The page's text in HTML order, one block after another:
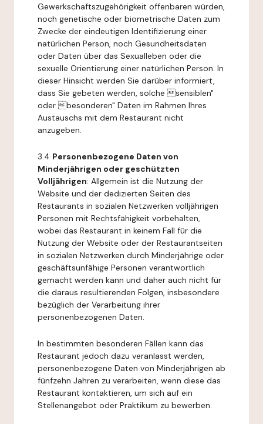
Gewerkschaftszugehörigkeit offenbaren würden,
noch genetische oder biometrische Daten zum
Zwecke der eindeutigen Identifizierung einer
natürlichen Person, noch Gesundheitsdaten
oder Daten über das Sexualleben oder die
sexuelle Orientierung einer natürlichen Person. In
dieser Hinsicht werden Sie darüber informiert,
dass Sie gebeten werden, solche sensiblen"
oder besonderen" Daten im Rahmen Ihres
Austauschs mit dem Restaurant nicht
anzugeben.
3.4 Personenbezogene Daten von
Minderjährigen oder geschützten
Volljährigen: Allgemein ist die Nutzung der
Website und der dedizierten Seiten des
Restaurants in sozialen Netzwerken volljährigen
Personen mit Rechtsfähigkeit vorbehalten,
wobei das Restaurant in keinem Fall für die
Nutzung der Website oder der Restaurantseiten
in sozialen Netzwerken durch Minderjährige oder
geschäftsunfähige Personen verantwortlich
gemacht werden kann und daher auch nicht für
die daraus resultierenden Folgen, insbesondere
bezüglich der Verarbeitung ihrer
personenbezogenen Daten.
In bestimmten besonderen Fällen kann das
Restaurant jedoch dazu veranlasst werden,
personenbezogene Daten von Minderjährigen ab
fünfzehn Jahren zu verarbeiten, wenn diese das
Restaurant kontaktieren, um sich auf ein
Stellenangebot oder Praktikum zu bewerben.